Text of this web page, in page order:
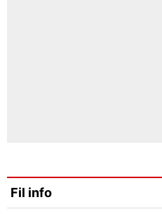
Fil info